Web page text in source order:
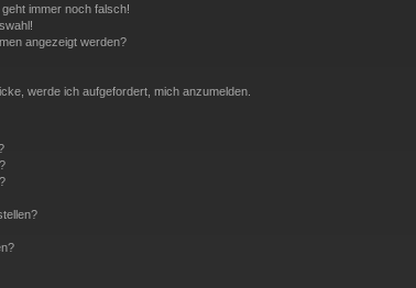
immer noch falsch!
angezeigt werden?
werde ich aufgefordert, mich anzumelden.